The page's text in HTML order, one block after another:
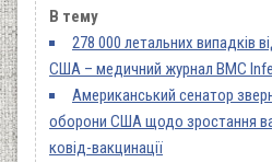
В тему
278 000 летальних випадків
США – медичний журнал BMC
Американський сенатор
оборони США щодо зростання
ковід-вакцинації